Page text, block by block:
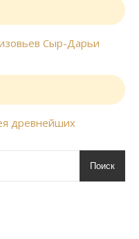
Сыр-Дарьи
древнейших
Поиск